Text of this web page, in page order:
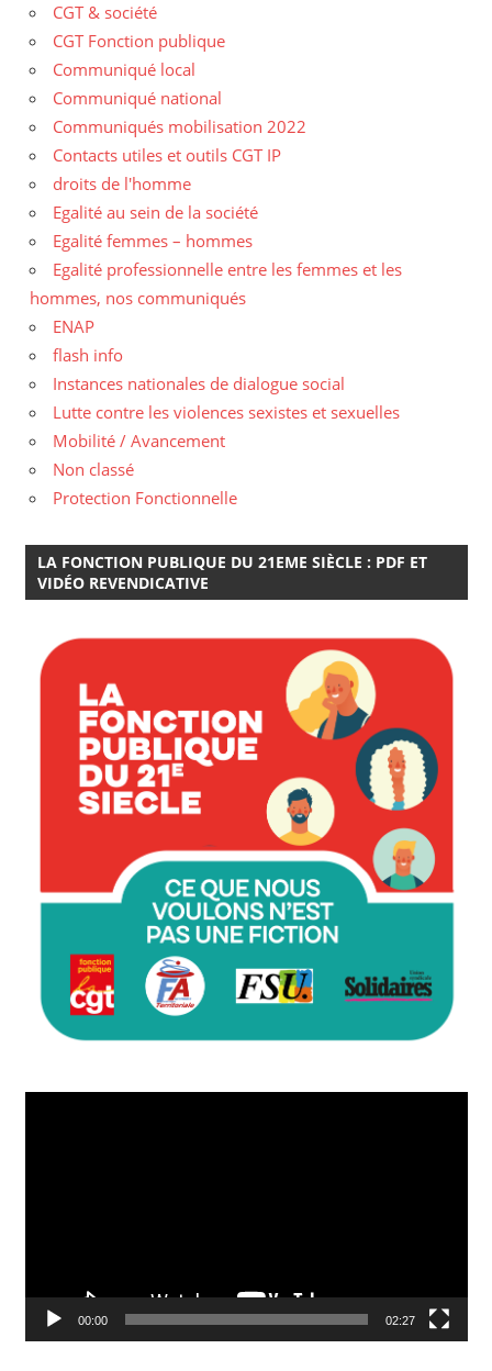
CGT & société
CGT Fonction publique
Communiqué local
Communiqué national
Communiqués mobilisation 2022
Contacts utiles et outils CGT IP
droits de l'homme
Egalité au sein de la société
Egalité femmes – hommes
Egalité professionnelle entre les femmes et les
hommes, nos communiqués
ENAP
flash info
Instances nationales de dialogue social
Lutte contre les violences sexistes et sexuelles
Mobilité / Avancement
Non classé
Protection Fonctionnelle
LA FONCTION PUBLIQUE DU 21EME SIÈCLE : PDF ET
VIDÉO REVENDICATIVE
00:00 02:27